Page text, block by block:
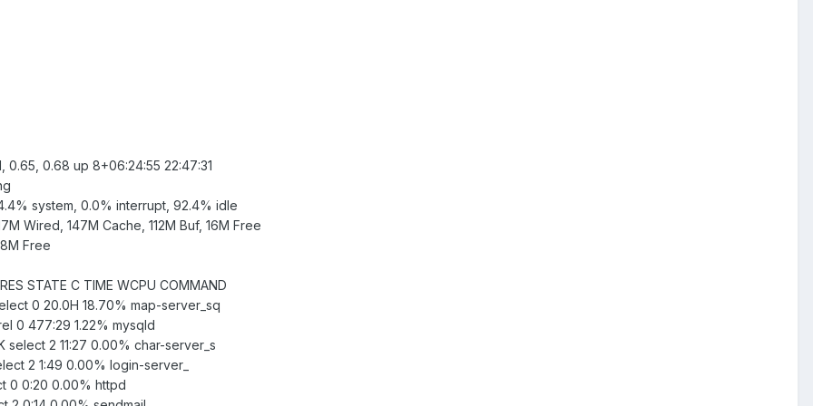
0.65, 0.68 up 8+06:24:55 22:47:31
system, 0.0% interrupt, 92.4% idle
Wired, 147M Cache, 112M Buf, 16M Free
Free
STATE C TIME WCPU COMMAND
0 20.0H 18.70% map-server_sq
0 477:29 1.22% mysqld
select 2 11:27 0.00% char-server_s
2 1:49 0.00% login-server_
0 0:20 0.00% httpd